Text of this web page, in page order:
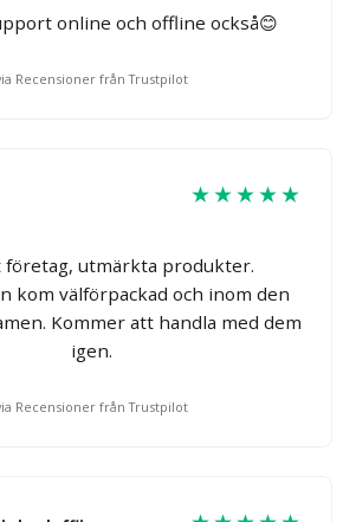
online och offline också😊
Recensioner från Trustpilot
★★★★★
företag, utmärkta produkter.
kom välförpackad och inom den
Kommer att handla med dem
igen.
Recensioner från Trustpilot